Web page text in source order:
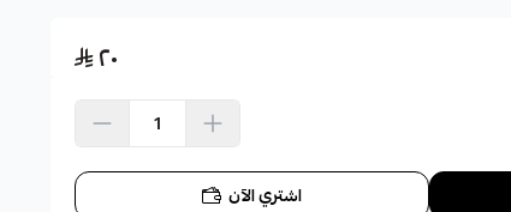
٢٠
اشتري الآن